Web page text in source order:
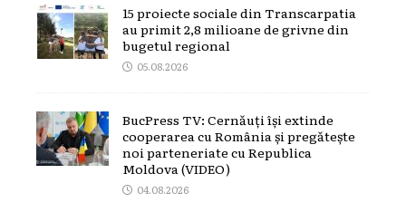
15 proiecte sociale din Transcarpatia
au primit 2,8 milioane de grivne din
bugetul regional
05.08.2026
BucPress TV: Cernăuți își extinde
cooperarea cu România și pregătește
noi parteneriate cu Republica
Moldova (VIDEO)
04.08.2026